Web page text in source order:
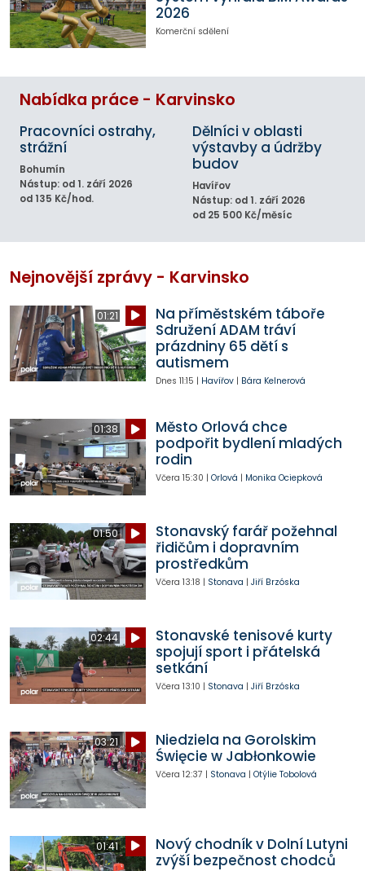
2026
Komerční sdělení
Nabídka práce - Karvinsko
Pracovníci ostrahy,
strážní
Bohumín
Nástup: od 1. září 2026
od 135 Kč/hod.
Dělníci v oblasti
výstavby a údržby
budov
Havířov
Nástup: od 1. září 2026
od 25 500 Kč/měsíc
Nejnovější zprávy - Karvinsko
01:21
Na příměstském táboře
Sdružení ADAM tráví
prázdniny 65 dětí s
autismem
Dnes 11:15 | Havířov| Bára Kelnerová
01:38
Město Orlová chce
podpořit bydlení mladých
rodin
Včera 15:30 | Orlová | Monika Ociepková
01:50
Stonavský farář požehnal
řidičům i dopravním
prostředkům
Včera 13:18 | Stonava | Jiří Brzóska
02:44
Stonavské tenisové kurty
spojují sport i přátelská
setkání
Včera 13:10 | Stonava | Jiří Brzóska
03:21
Niedziela na Gorolskim
Święcie w Jabłonkowie
Včera 12:37 | Stonava | Otýlie Tobolová
01:41
Nový chodník v Dolní Lutyni
zvýší bezpečnost chodců